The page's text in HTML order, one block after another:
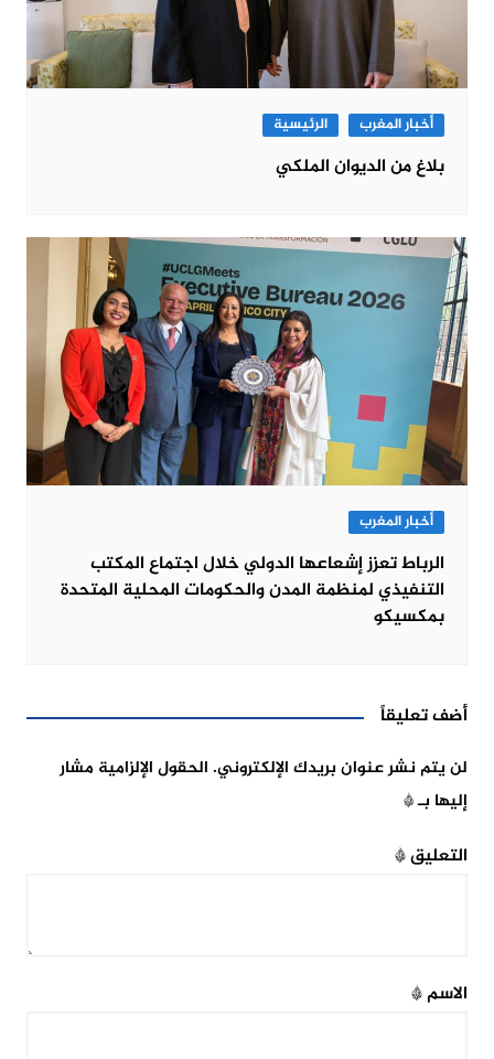
أخبار المغرب الرئيسية
بلاغ من الديوان الملكي
أخبار المغرب
الرباط تعزز إشعاعها الدولي خلال اجتماع المكتب
التنفيذي لمنظمة المدن والحكومات المحلية المتحدة
بمكسيكو
أضف تعليقاً
لن يتم نشر عنوان بريدك الإلكتروني. الحقول الإلزامية مشار
إليها بـ*
التعليق*
الاسم*